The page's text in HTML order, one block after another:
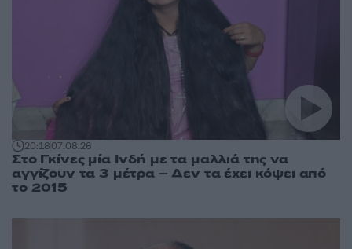
20:1807.08.26
Στο Γκίνες μία Ινδή με τα μαλλιά της να
αγγίζουν τα 3 μέτρα – Δεν τα έχει κόψει από
το 2015